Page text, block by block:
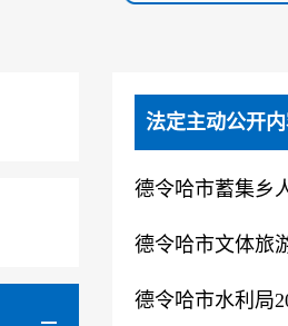
法定主动公开
德令哈市蓄集乡
德令哈市文体旅
德令哈市水利局